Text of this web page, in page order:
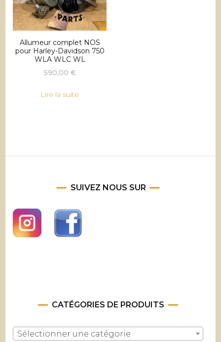
Allumeur complet NOS
pour Harley-Davidson 750
WLA WLC WL
590,00 €
Lire la suite
SUIVEZ NOUS SUR
CATÉGORIES DE PRODUITS
Sélectionner une catégorie